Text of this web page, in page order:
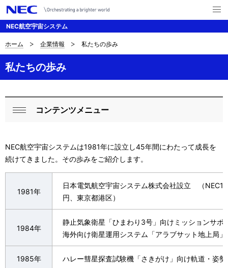
NEC航空宇宙システム
メ
ニ
ナ
ビ
ゲ
ー
ン
サ
イ
現
在
ホーム 企業情報 私たちの歩み
私たちの歩み
ロ
カ
ル
ビ
ー
る
コンテンツメニュー
NEC航空宇宙システムは1981年に設立し45年間にわたって成長を
続けてきました。その歩みをご紹介します。
1981年
日本電気航空宇宙システム株式会社設立 （
円、東京都港区）
1984年
静止気象衛星「ひまわり3号」向けミッションサポ
海外向け衛星運用システム「アラブサット地上局
1985年 ハレー彗星探査試験機「さきがけ」向け軌道・姿